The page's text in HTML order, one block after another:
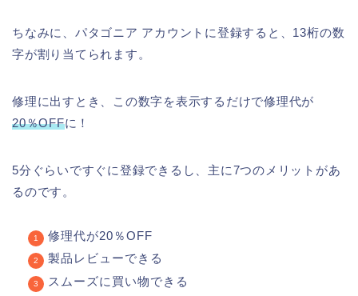
ちなみに、パタゴニア アカウントに登録すると、13桁の数
字が割り当てられます。
修理に出すとき、この数字を表示するだけで修理代が
20％OFFに！
5分ぐらいですぐに登録できるし、主に7つのメリットがあ
るのです。
修理代が20％OFF
製品レビューできる
スムーズに買い物できる